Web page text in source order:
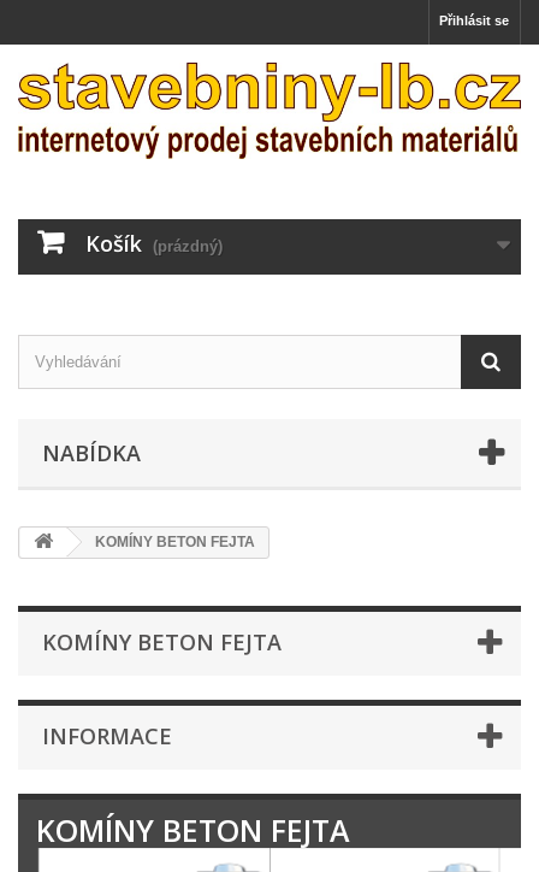
Přihlásit se
Košík (prázdný)
NABÍDKA
KOMÍNY BETON FEJTA
KOMÍNY BETON FEJTA
INFORMACE
KOMÍNY BETON FEJTA